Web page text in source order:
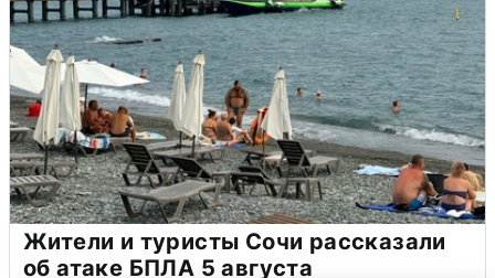
Жители и туристы Сочи рассказали
об атаке БПЛА 5 августа